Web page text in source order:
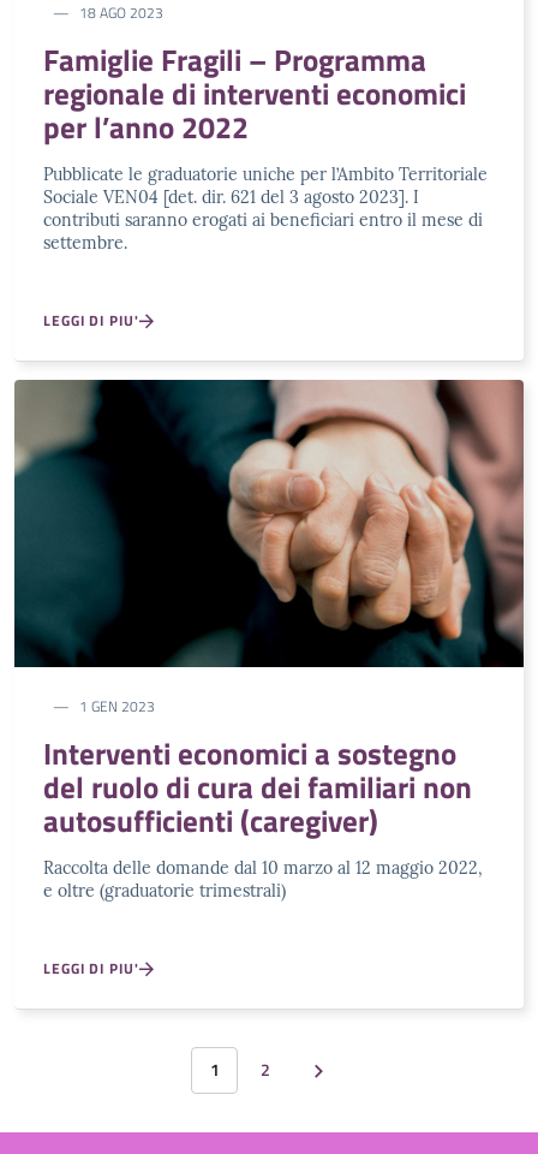
18 AGO 2023
Famiglie Fragili – Programma
regionale di interventi economici
per l’anno 2022
Pubblicate le graduatorie uniche per l’Ambito Territoriale
Sociale VEN04 [det. dir. 621 del 3 agosto 2023]. I
contributi saranno erogati ai beneficiari entro il mese di
settembre.
LEGGI DI PIU'
1 GEN 2023
Interventi economici a sostegno
del ruolo di cura dei familiari non
autosufficienti (caregiver)
Raccolta delle domande dal 10 marzo al 12 maggio 2022,
e oltre (graduatorie trimestrali)
LEGGI DI PIU'
1 2